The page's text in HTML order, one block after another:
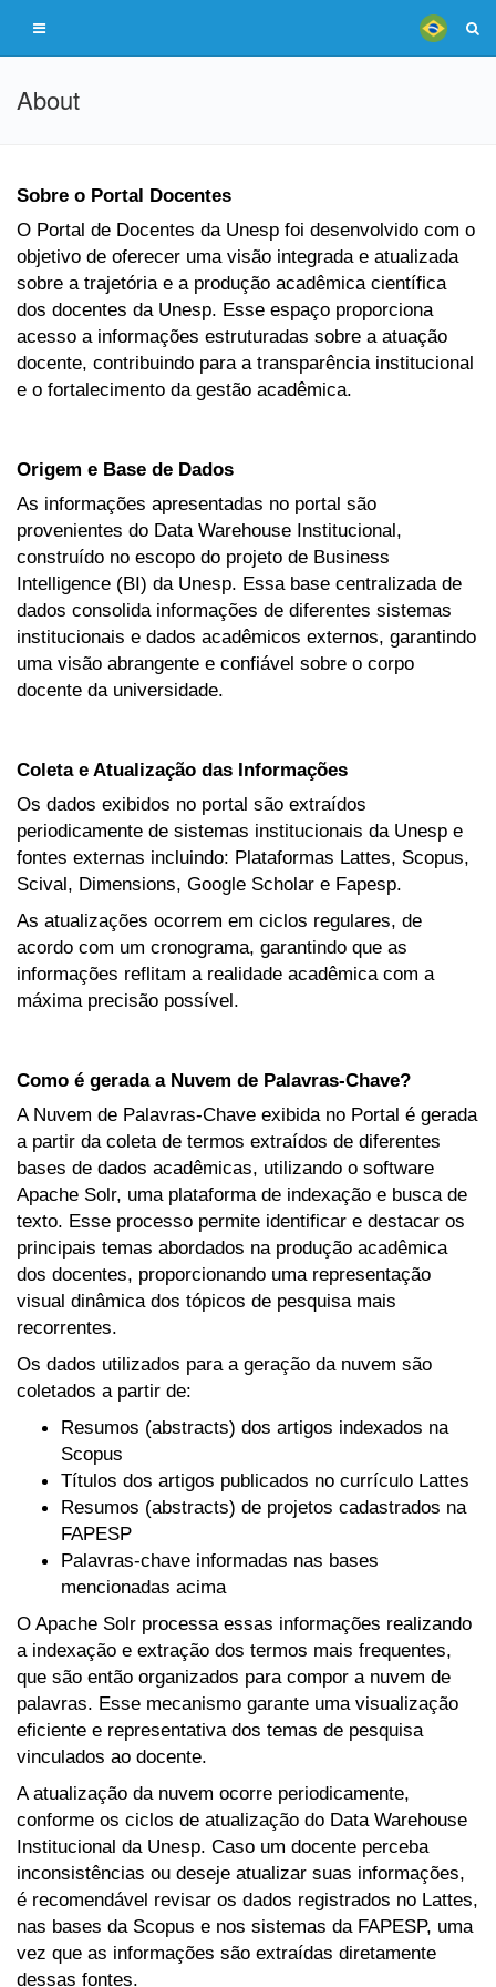
About
Sobre o Portal Docentes
O Portal de Docentes da Unesp foi desenvolvido com o
objetivo de oferecer uma visão integrada e atualizada
sobre a trajetória e a produção acadêmica científica
dos docentes da Unesp. Esse espaço proporciona
acesso a informações estruturadas sobre a atuação
docente, contribuindo para a transparência institucional
e o fortalecimento da gestão acadêmica.
Origem e Base de Dados
As informações apresentadas no portal são
provenientes do Data Warehouse Institucional,
construído no escopo do projeto de Business
Intelligence (BI) da Unesp. Essa base centralizada de
dados consolida informações de diferentes sistemas
institucionais e dados acadêmicos externos, garantindo
uma visão abrangente e confiável sobre o corpo
docente da universidade.
Coleta e Atualização das Informações
Os dados exibidos no portal são extraídos
periodicamente de sistemas institucionais da Unesp e
fontes externas incluindo: Plataformas Lattes, Scopus,
Scival, Dimensions, Google Scholar e Fapesp.
As atualizações ocorrem em ciclos regulares, de
acordo com um cronograma, garantindo que as
informações reflitam a realidade acadêmica com a
máxima precisão possível.
Como é gerada a Nuvem de Palavras-Chave?
A Nuvem de Palavras-Chave exibida no Portal é gerada
a partir da coleta de termos extraídos de diferentes
bases de dados acadêmicas, utilizando o software
Apache Solr, uma plataforma de indexação e busca de
texto. Esse processo permite identificar e destacar os
principais temas abordados na produção acadêmica
dos docentes, proporcionando uma representação
visual dinâmica dos tópicos de pesquisa mais
recorrentes.
Os dados utilizados para a geração da nuvem são
coletados a partir de:
Resumos (abstracts) dos artigos indexados na
Scopus
Títulos dos artigos publicados no currículo Lattes
Resumos (abstracts) de projetos cadastrados na
FAPESP
Palavras-chave informadas nas bases
mencionadas acima
O Apache Solr processa essas informações realizando
a indexação e extração dos termos mais frequentes,
que são então organizados para compor a nuvem de
palavras. Esse mecanismo garante uma visualização
eficiente e representativa dos temas de pesquisa
vinculados ao docente.
A atualização da nuvem ocorre periodicamente,
conforme os ciclos de atualização do Data Warehouse
Institucional da Unesp. Caso um docente perceba
inconsistências ou deseje atualizar suas informações,
é recomendável revisar os dados registrados no Lattes,
nas bases da Scopus e nos sistemas da FAPESP, uma
vez que as informações são extraídas diretamente
dessas fontes.